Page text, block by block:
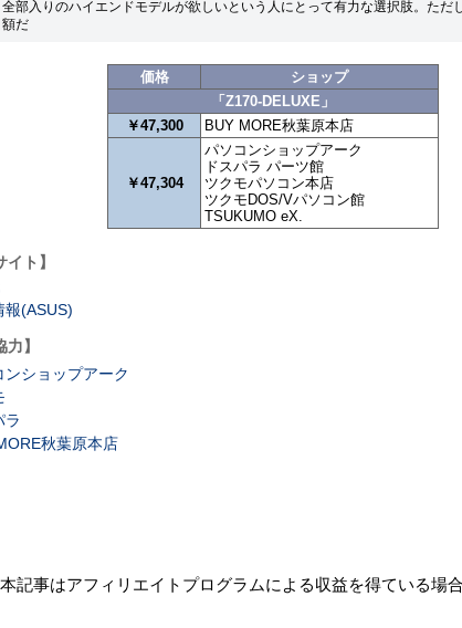
全部入りのハイエンドモデルが欲しいという人にとって有力な選択肢。ただ
額だ
価格
ショップ
「Z170-DELUXE」
￥47,300
BUY MORE秋葉原本店
￥47,304
パソコンショップアーク
ドスパラ パーツ館
ツクモパソコン本店
ツクモDOS/Vパソコン館
TSUKUMO eX.
イト】
報(ASUS)
力】
ンショップアーク
ラ
秋葉原本店
本記事はアフィリエイトプログラムによる収益を得ている場